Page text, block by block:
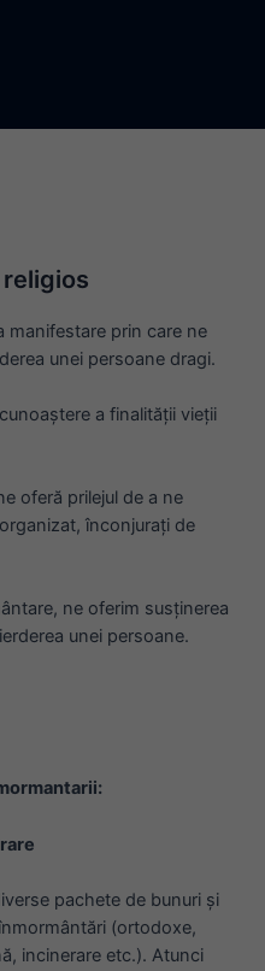
manifestare prin care ne
unei persoane dragi.
a finalității vieții
oferă prilejul de a ne
înconjurați de
ne oferim susținerea
unei persoane.
pachete de bunuri și
(ortodoxe,
incinerare etc.). Atunci